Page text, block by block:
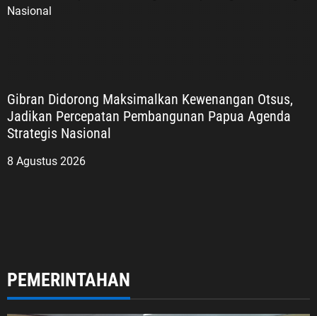
Gibran Didorong Maksimalkan Kewenangan Otsus,
Jadikan Percepatan Pembangunan Papua Agenda
Strategis Nasional
8 Agustus 2026
PEMERINTAHAN